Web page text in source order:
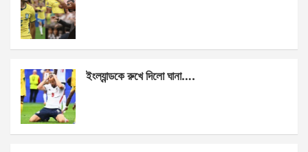
ইংল্যান্ডকে রুখে দিলো ঘানা….